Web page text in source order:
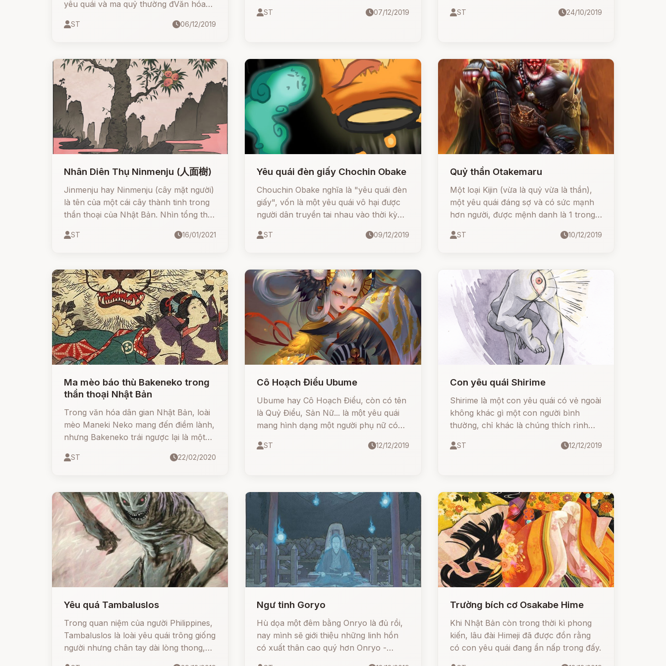
yêu quái và ma quỷ thường đVăn hóa
và đa dạng, trong đó yêu quái và ma
ST 06/12/2019
ST 07/12/2019
nhưng ở đâu đó ngoài kia, vẫn còn
lạnh đến tê tái con người.
ST 24/10/2019
Nhân Diên Thụ Ninmenju (人面樹)
Jinmenju hay Ninmenju (cây mặt người)
là tên của một cái cây thành tinh trong
thần thoại của Nhật Bản. Nhìn tổng thể,
thường với đầy đủ hoa lá cành, chỉ
hoa mềm mại xếp lên nhau và đưa
hương thoang thoảng, thì nó lại có hình
mặt cười, thay vì đưa hương thì nó lại
đưa thanh, cười vang khắp cả một vùng
ST 16/01/2021
Yêu quái đèn giấy Chochin Obake
Chouchin Obake nghĩa là "yêu quái đèn
giấy", vốn là một yêu quái vô hại được
người dân truyền tai nhau vào thời kỳ
ST 09/12/2019
Quỷ thần Otakemaru
Một loại Kijin (vừa là quỷ vừa là thần),
một yêu quái đáng sợ và có sức mạnh
hơn người, được mệnh danh là 1 trong
Bản,
ST 10/12/2019
Ma mèo báo thù Bakeneko trong
thần thoại Nhật Bản
Trong văn hóa dân gian Nhật Bản, loài
mèo Maneki Neko mang đến điềm lành,
nhưng Bakeneko trái ngược lại là một
điềm xấu và nguy hiểm cho con người.
ST 22/02/2020
Cô Hoạch Điểu Ubume
Ubume hay Cô Hoạch Điểu, còn có tên
là Quỷ Điểu, Sản Nữ... là một yêu quái
mang hình dạng một người phụ nữ có
ST 12/12/2019
Con yêu quái Shirime
Shirime là một con yêu quái có vẻ ngoài
không khác gì một con người bình
thường, chỉ khác là chúng thích rình
em phụ nữ) trong phố vắng đêm khuya,
ST 12/12/2019
Yêu quá Tambaluslos
Trong quan niệm của người Philippines,
Tambaluslos là loài yêu quái trông giống
người nhưng chân tay dài lòng thong,
Ngư tinh Goryo
Hù dọa một đêm bằng Onryo là đủ rồi,
nay mình sẽ giới thiệu những linh hồn
có xuất thân cao quý hơn Onryo -
Trường bích cơ Osakabe Hime
Khi Nhật Bản còn trong thời kì phong
kiến, lâu đài Himeji đã được đồn rằng
có con yêu quái đang ẩn nấp trong đấy.